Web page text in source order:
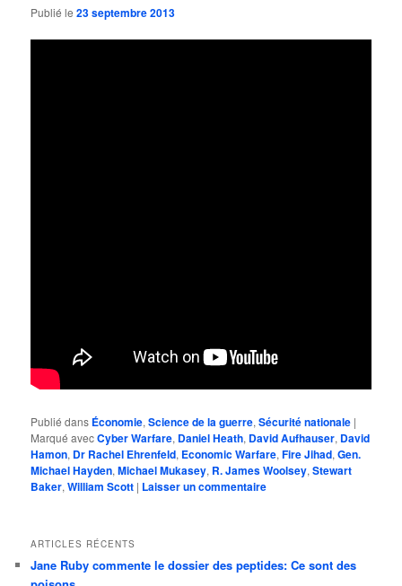
Publié le23 septembre 2013
Publié dans Économie,Science de la guerre,Sécurité nationale |
Marqué avecCyber Warfare, Daniel Heath, David Aufhauser, David
Hamon, Dr Rachel Ehrenfeld, Economic Warfare,Fire Jihad,Gen.
Michael Hayden,Michael Mukasey, R. James Woolsey,Stewart
Baker,William Scott | Laisser un commentaire
ARTICLES RÉCENTS
Jane Ruby commente le dossier des peptides: Ce sont des